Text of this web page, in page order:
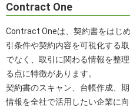
Contract One
Contract Oneは、契約書をはじ
引条件や契約内容を可視化する
でなく、取引に関わる情報を整
る点に特徴があります。
契約書のスキャン、台帳作成、
情報を全社で活用したい企業に